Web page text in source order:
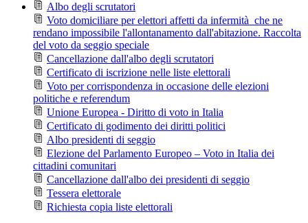
Albo degli scrutatori
Voto domiciliare per elettori affetti da infermità che ne
rendano impossibile l'allontanamento dall'abitazione. Raccolta
del voto da seggio speciale
Cancellazione dall'albo degli scrutatori
Certificato di iscrizione nelle liste elettorali
Voto per corrispondenza in occasione delle elezioni
politiche e referendum
Unione Europea - Diritto di voto in Italia
Certificato di godimento dei diritti politici
Albo presidenti di seggio
Elezione del Parlamento Europeo – Voto in Italia dei
cittadini comunitari
Cancellazione dall'albo dei presidenti di seggio
Tessera elettorale
Richiesta copia liste elettorali